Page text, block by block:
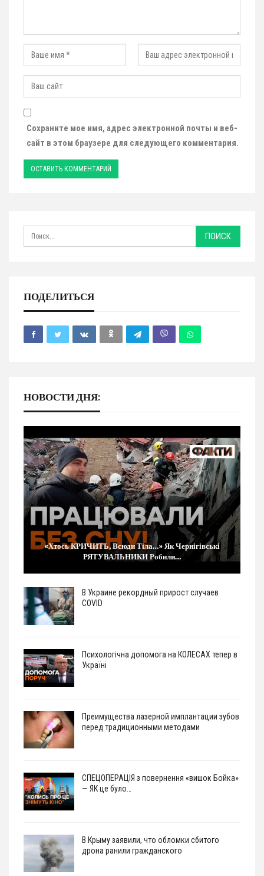
Сохраните мое имя, адрес электронной почты и веб-
сайт в этом браузере для следующего комментария.
ПОДЕЛИТЬСЯ
НОВОСТИ ДНЯ:
«Хтось КРИЧИТЬ, Всюди Тіла…» Як Чернігівські
РЯТУВАЛЬНИКИ Робили…
В Украине рекордный прирост случаев
COVID
Психологічна допомога на КОЛЕСАХ тепер в
Україні
Преимущества лазерной имплантации зубов
перед традиционными методами
СПЕЦОПЕРАЦІЯ з повернення «вишок Бойка»
— ЯК це було…
В Крыму заявили, что обломки сбитого
дрона ранили гражданского